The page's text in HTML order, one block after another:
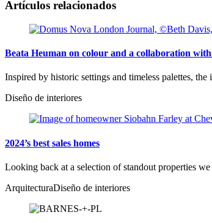
Artículos relacionados
Beata Heuman on colour and a collaboration
Inspired by historic settings and timeless palettes,
Diseño de interiores
2024’s best sales homes
Looking back at a selection of standout properties
ArquitecturaDiseño de interiores